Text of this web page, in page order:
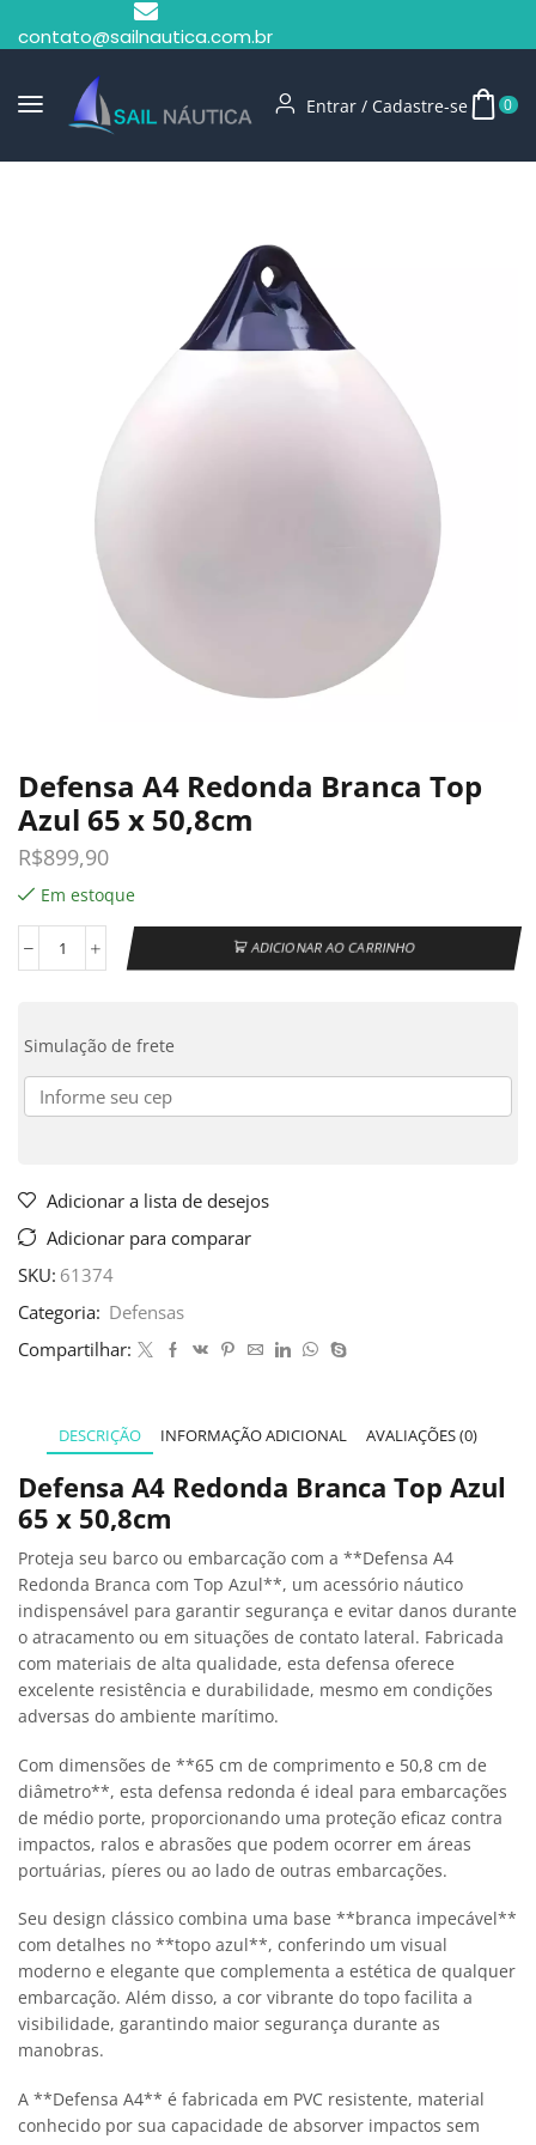
contato@sailnautica.com.br
Entrar / Cadastre-se 0
Defensa A4 Redonda Branca Top
Azul 65 x 50,8cm
R$899,90
Em estoque
ADICIONAR AO CARRINHO
Simulação de frete
Adicionar a lista de desejos
Adicionar para comparar
SKU: 61374
Categoria: Defensas
Compartilhar:
DESCRIÇÃO INFORMAÇÃO ADICIONAL AVALIAÇÕES (0)
Defensa A4 Redonda Branca Top Azul
65 x 50,8cm
Proteja seu barco ou embarcação com a **Defensa A4
Redonda Branca com Top Azul**, um acessório náutico
indispensável para garantir segurança e evitar danos durante
o atracamento ou em situações de contato lateral. Fabricada
com materiais de alta qualidade, esta defensa oferece
excelente resistência e durabilidade, mesmo em condições
adversas do ambiente marítimo.
Com dimensões de **65 cm de comprimento e 50,8 cm de
diâmetro**, esta defensa redonda é ideal para embarcações
de médio porte, proporcionando uma proteção eficaz contra
impactos, ralos e abrasões que podem ocorrer em áreas
portuárias, píeres ou ao lado de outras embarcações.
Seu design clássico combina uma base **branca impecável**
com detalhes no **topo azul**, conferindo um visual
moderno e elegante que complementa a estética de qualquer
embarcação. Além disso, a cor vibrante do topo facilita a
visibilidade, garantindo maior segurança durante as
manobras.
A **Defensa A4** é fabricada em PVC resistente, material
conhecido por sua capacidade de absorver impactos sem